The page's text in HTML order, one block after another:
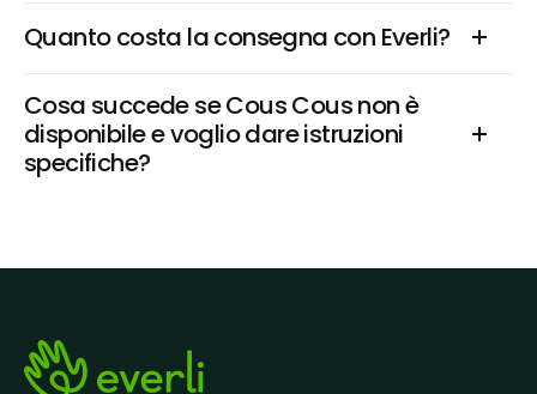
Quanto costa la consegna con Everli?
Cosa succede se Cous Cous non è
disponibile e voglio dare istruzioni
specifiche?